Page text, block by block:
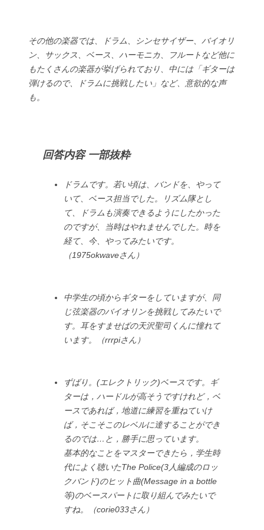
その他の楽器では、ドラム、シンセサイザー、バイオリ
ン、サックス、ベース、ハーモニカ、フルートなど他に
もたくさんの楽器が挙げられており、中には「ギターは
弾けるので、ドラムに挑戦したい」など、意欲的な声
も。
回答内容 一部抜粋
ドラムです。若い頃は、バンドを、やって
いて、ベース担当でした。リズム隊とし
て、ドラムも演奏できるようにしたかった
のですが、当時はやれませんでした。時を
経て、今、やってみたいです。
（1975okwaveさん）
中学生の頃からギターをしていますが、同
じ弦楽器のバイオリンを挑戦してみたいで
す。耳をすませばの天沢聖司くんに憧れて
います。（rrrpiさん）
ずばり。(エレクトリック)ベースです。ギ
ターは，ハードルが高そうですけれど，ベ
ースであれば，地道に練習を重ねていけ
ば，そこそこのレベルに達することができ
るのでは…と，勝手に思っています。
基本的なことをマスターできたら，学生時
代によく聴いたThe Police(3人編成のロッ
クバンド)のヒット曲(Message in a bottle
等)のベースパートに取り組んでみたいで
すね。（corie033さん）